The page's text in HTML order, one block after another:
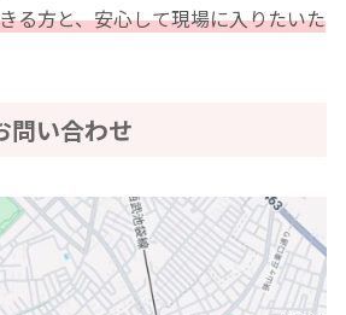
る方と、安心して現場に入りたいた
問い合わせ